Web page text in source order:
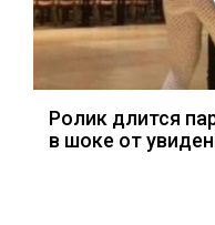
Ролик длится
в шоке от